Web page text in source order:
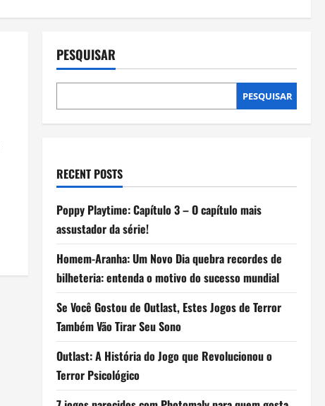
PESQUISAR
PESQUISAR
RECENT POSTS
Poppy Playtime: Capítulo 3 – O capítulo mais
assustador da série!
Homem-Aranha: Um Novo Dia quebra recordes de
bilheteria: entenda o motivo do sucesso mundial
Se Você Gostou de Outlast, Estes Jogos de Terror
Também Vão Tirar Seu Sono
Outlast: A História do Jogo que Revolucionou o
Terror Psicológico